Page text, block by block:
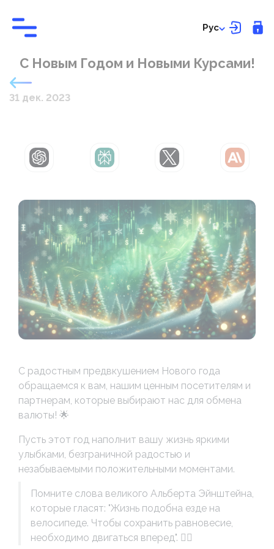
Рус
С Новым Годом и Новыми Курсами!
31 дек. 2023
ChatGPT Perplexity Grok Claude
С радостным предвкушением Нового года
обращаемся к вам, нашим ценным посетителям и
партнерам, которые выбирают нас для обмена
валюты! 🌟
Пусть этот год наполнит вашу жизнь яркими
улыбками, безграничной радостью и
незабываемыми положительными моментами.
Помните слова великого Альберта Эйнштейна,
которые гласят: "Жизнь подобна езде на
велосипеде. Чтобы сохранить равновесие,
необходимо двигаться вперед". 🚴‍♂️